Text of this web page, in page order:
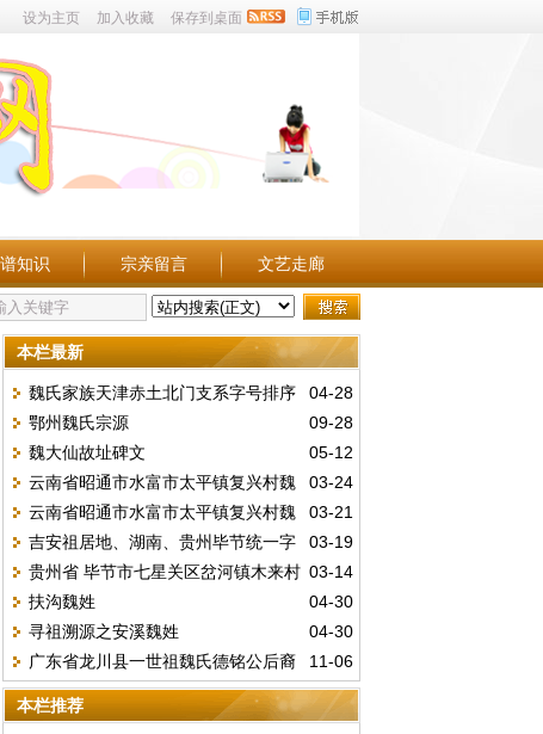
设为主页 加入收藏 保存到桌面
知识 宗亲留言 文艺走廊
本栏最新
04-28
魏氏家族天津赤土北门支系字号排序
（新制）
09-28
鄂州魏氏宗源
05-12
魏大仙故址碑文
03-24
云南省昭通市水富市太平镇复兴村魏
家沟字辈
03-21
云南省昭通市水富市太平镇复兴村魏
家沟字辈
03-19
吉安祖居地、湖南、贵州毕节统一字
辈
03-14
贵州省 毕节市七星关区岔河镇木来村
魏家寨字辈
04-30
扶沟魏姓
04-30
寻祖溯源之安溪魏姓
11-06
广东省龙川县一世祖魏氏德铭公后裔
外迁人员花名册
本栏推荐